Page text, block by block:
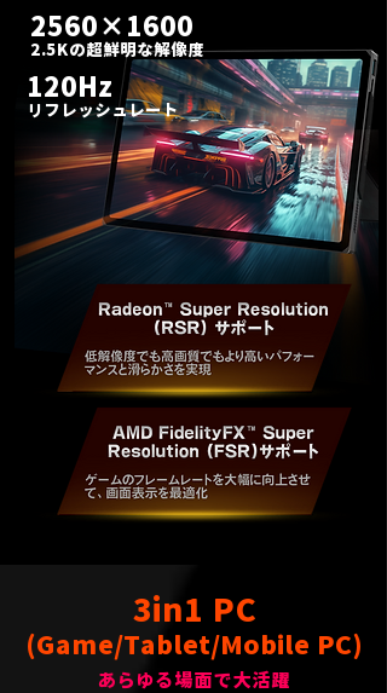
120Hz
リフレッシュレート
2560×1600
2.5Kの超鮮明な解像度
3in1 PC
(Game/Tablet/Mobile PC)
​あらゆる場面で大活躍